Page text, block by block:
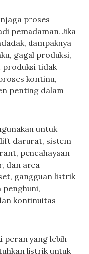
proses
pemadaman. Jika
dampaknya
gagal produksi,
produksi tidak
kontinu,
penting dalam
untuk
darurat, sistem
pencahayaan
dan area
gangguan listrik
penghuni,
kontinuitas
peran yang lebih
listrik untuk